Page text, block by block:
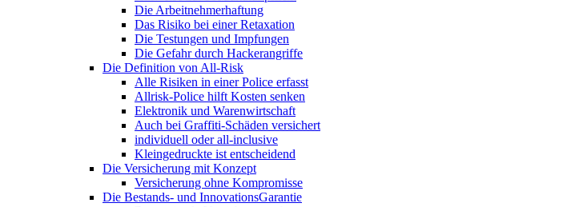
Die Arbeitnehmerhaftung
Das Risiko bei einer Retaxation
Die Testungen und Impfungen
Die Gefahr durch Hackerangriffe
Die Definition von All-Risk
Alle Risiken in einer Police erfasst
Allrisk-Police hilft Kosten senken
Elektronik und Warenwirtschaft
Auch bei Graffiti-Schäden versichert
individuell oder all-inclusive
Kleingedruckte ist entscheidend
Die Versicherung mit Konzept
Versicherung ohne Kompromisse
Die Bestands- und InnovationsGarantie